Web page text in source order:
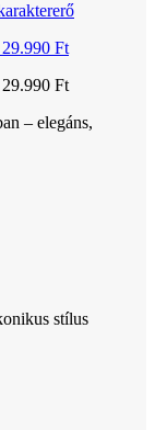
Ft
Ft
– elegáns,
stílus